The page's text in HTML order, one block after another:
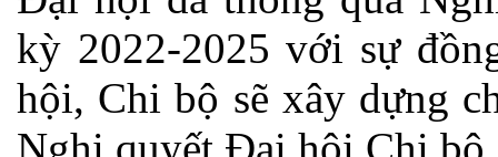
kỳ 2022-2025 với sự
hội, Chi bộ sẽ xây dựng
Nghị quyết Đại hội Chi